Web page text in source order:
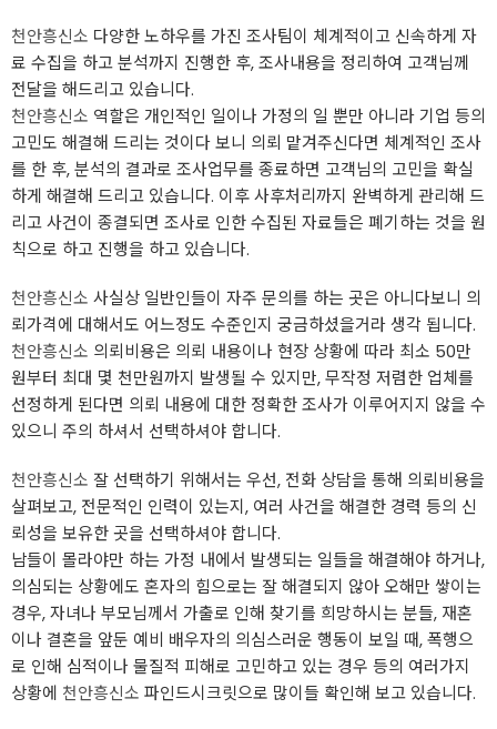
천안흥신소 다양한 노하우를 가진 조사팀이 체계적이고 신속하게 자
료 수집을 하고 분석까지 진행한 후, 조사내용을 정리하여 고객님께
전달을 해드리고 있습니다.
천안흥신소 역할은 개인적인 일이나 가정의 일 뿐만 아니라 기업 등의
고민도 해결해 드리는 것이다 보니 의뢰 맡겨주신다면 체계적인 조사
를 한 후, 분석의 결과로 조사업무를 종료하면 고객님의 고민을 확실
하게 해결해 드리고 있습니다. 이후 사후처리까지 완벽하게 관리해 드
리고 사건이 종결되면 조사로 인한 수집된 자료들은 폐기하는 것을 원
칙으로 하고 진행을 하고 있습니다.
천안흥신소 사실상 일반인들이 자주 문의를 하는 곳은 아니다보니 의
뢰가격에 대해서도 어느정도 수준인지 궁금하셨을거라 생각 됩니다.
천안흥신소 의뢰비용은 의뢰 내용이나 현장 상황에 따라 최소 50만
원부터 최대 몇 천만원까지 발생될 수 있지만, 무작정 저렴한 업체를
선정하게 된다면 의뢰 내용에 대한 정확한 조사가 이루어지지 않을 수
있으니 주의 하셔서 선택하셔야 합니다.
천안흥신소 잘 선택하기 위해서는 우선, 전화 상담을 통해 의뢰비용을
살펴보고, 전문적인 인력이 있는지, 여러 사건을 해결한 경력 등의 신
뢰성을 보유한 곳을 선택하셔야 합니다.
남들이 몰라야만 하는 ​가정 내에서 발생되는 일들을 해결해야 하거나,
의심되는 상황에도 혼자의 힘으로는 잘 해결되지 않아 오해만 쌓이는
경우, 자녀나 부모님께서 가출로 인해 찾기를 희망하시는 분들, ​재혼
이나 결혼을 앞둔 예비 배우자의 의심스러운 행동이 보일 때, 폭행으
로 인해 심적이나 물질적 피해로 고민하고 있는 경우 등의 여러가지
상황에 천안흥신소 파인드시크릿으로 많이들 확인해 보고 있습니다.